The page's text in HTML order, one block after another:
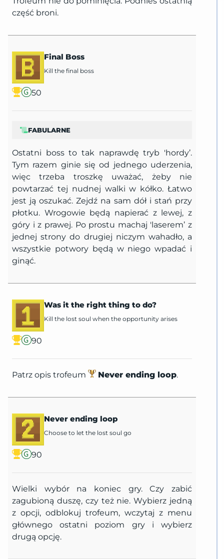
część broni.
50
Final Boss
Kill the final boss
FABULARNE
Ostatni boss to tak naprawdę tryb 'hordy’.
Tym razem ginie się od jednego uderzenia,
więc trzeba troszkę uważać, żeby nie
powtarzać tej nudnej walki w kółko. Łatwo
jest ją oszukać. Zejdź na sam dół i stań przy
płotku. Wrogowie będą napierać z lewej, z
góry i z prawej. Po prostu machaj 'laserem’ z
jednej strony do drugiej niczym wahadło, a
wszystkie potwory będą w niego wpadać i
ginąć.
90
Was it the right thing to do?
Kill the lost soul when the opportunity arises
Patrz opis trofeum Never ending loop.
90
Never ending loop
Choose to let the lost soul go
Wielki wybór na koniec gry. Czy zabić
zagubioną duszę, czy też nie. Wybierz jedną
z opcji, odblokuj trofeum, wczytaj z menu
głównego ostatni poziom gry i wybierz
drugą opcję.